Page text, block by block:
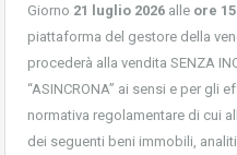
Giorno 21 luglio 2026 alle ore
piattaforma del gestore della
procederà alla vendita SENZA
“ASINCRONA” ai sensi e per gli
normativa regolamentare di cui
dei seguenti beni immobili,